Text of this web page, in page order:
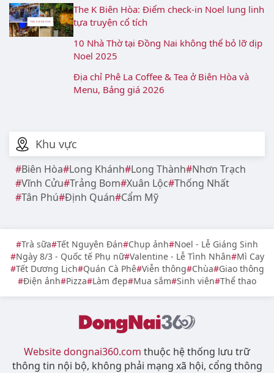
Khu vực
Biên Hòa Long Khánh Long Thành Nhơn Trạch
Vĩnh Cửu Trảng Bom Xuân Lộc Thống Nhất
Tân Phú Định Quán Cẩm Mỹ
The K Biên Hòa: Điểm check-in Noel lung linh
tựa truyện cổ tích
10 Nhà Thờ tại Đồng Nai không thể bỏ lỡ dịp
Noel 2025
Địa chỉ Phê La Coffee & Tea ở Biên Hòa và
Menu, Bảng giá 2026
Trà sữa Tết Nguyên Đán Chụp ảnh Noel - Lễ Giáng Sinh
Ngày 8/3 - Quốc tế Phụ nữ Valentine - Lễ Tình Nhân Mì Cay
Tết Dương Lịch Quán Cà Phê Viễn thông Chùa Giao thông
Điện ảnh Pizza Làm đẹp Mua sắm Sinh viên Thể thao
Website dongnai360.com thuộc hệ thống lưu trữ
thông tin nội bộ, không phải mạng xã hội, cổng thông